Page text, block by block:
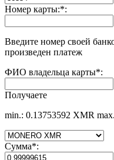
Номер карты:*:
Введите номер своей
произведен платеж
ФИО владельца карты*:
Получаете
min.: 0.13753592 XMR
Сумма*: